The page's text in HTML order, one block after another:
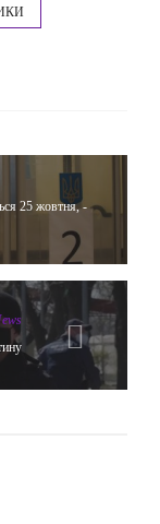
25 жовтня, -